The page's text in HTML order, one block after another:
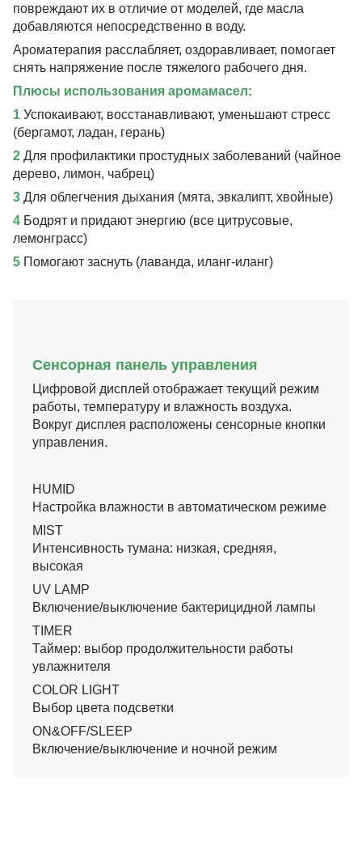
повреждают их в отличие от моделей, где масла
добавляются непосредственно в воду.
Ароматерапия расслабляет, оздоравливает, помогает
снять напряжение после тяжелого рабочего дня.
Плюсы использования аромамасел:
1 Успокаивают, восстанавливают, уменьшают стресс
(бергамот, ладан, герань)
2 Для профилактики простудных заболеваний (чайное
дерево, лимон, чабрец)
3 Для облегчения дыхания (мята, эвкалипт, хвойные)
4 Бодрят и придают энергию (все цитрусовые,
лемонграсс)
5 Помогают заснуть (лаванда, иланг-иланг)
Сенсорная панель управления
Цифровой дисплей отображает текущий режим
работы, температуру и влажность воздуха.
Вокруг дисплея расположены сенсорные кнопки
управления.
HUMID
Настройка влажности в автоматическом режиме
MIST
Интенсивность тумана: низкая, средняя,
высокая
UV LAMP
Включение/выключение бактерицидной лампы
TIMER
Таймер: выбор продолжительности работы
увлажнителя
COLOR LIGHT
Выбор цвета подсветки
ON&OFF/SLEEP
Включение/выключение и ночной режим